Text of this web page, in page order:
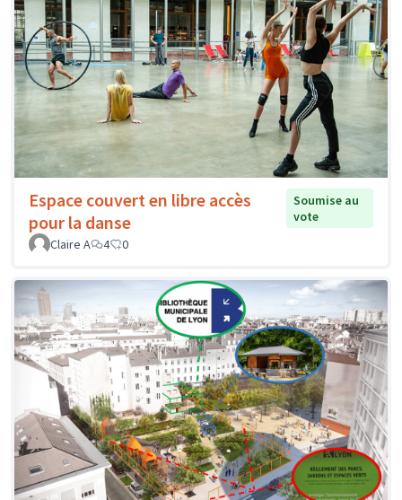
Espace couvert en libre accès
pour la danse
Soumise au
vote
Claire A
4 0